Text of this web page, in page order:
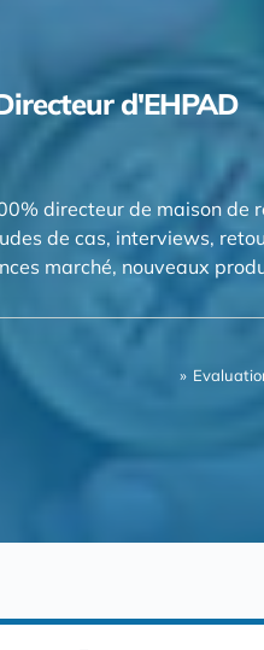
d'EHPAD
directeur de maison de
de cas, interviews,
marché, nouveaux